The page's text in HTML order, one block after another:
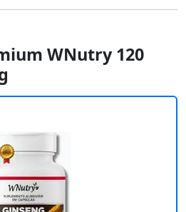
WNutry 120